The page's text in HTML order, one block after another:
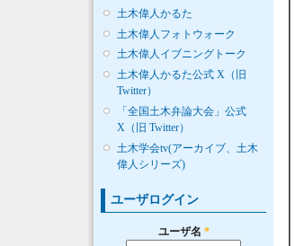
土木偉人かるた
土木偉人フォトウォーク
土木偉人イブニングトーク
土木偉人かるた公式 X（旧
Twitter）
「全国土木弁論大会」公式
X（旧 Twitter）
土木学会tv(アーカイブ、土木
偉人シリーズ)
ユーザログイン
ユーザ名 *